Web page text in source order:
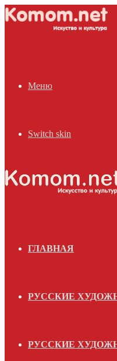
Меню
Switch skin
ГЛАВНАЯ
РУССКИЕ
РУССКИЕ